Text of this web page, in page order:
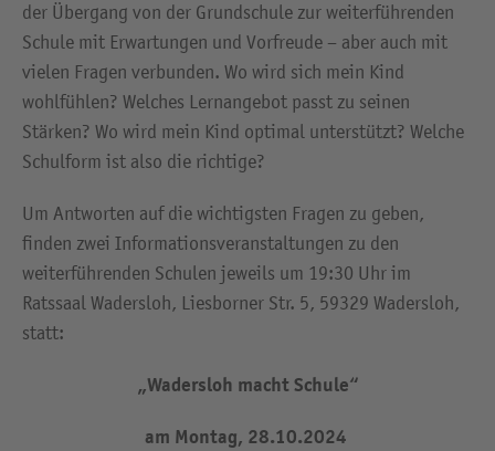
der Übergang von der Grundschule zur weiterführenden
Schule mit Erwartungen und Vorfreude – aber auch mit
vielen Fragen verbunden. Wo wird sich mein Kind
wohlfühlen? Welches Lernangebot passt zu seinen
Stärken? Wo wird mein Kind optimal unterstützt? Welche
Schulform ist also die richtige?
Um Antworten auf die wichtigsten Fragen zu geben,
finden zwei Informationsveranstaltungen zu den
weiterführenden Schulen jeweils um 19:30 Uhr im
Ratssaal Wadersloh, Liesborner Str. 5, 59329 Wadersloh,
statt:
„Wadersloh macht Schule“
am Montag, 28.10.2024